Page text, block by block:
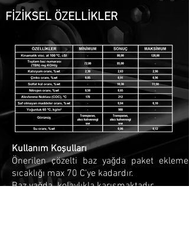
FİZİKSEL ÖZELLİKLER
Kullanım Koşulları
Önerilen çözelti baz yağda paket ekleme
sıcaklığı max 70 C'ye kadardır.
Baz yağda kolaylıkla karışmaktadır.